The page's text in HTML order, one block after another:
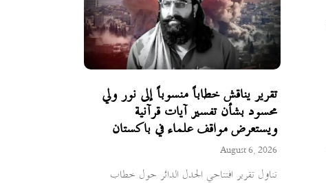
تقرير يناقش خطاباً منسوباً إلى نور ولي
محسود بشأن تفسير آيات قرآنية
ويستعرض مواقف علماء في باكستان
August 6, 2026
تناول تقرير افتتاحي الجدل الدائر حول خطاب